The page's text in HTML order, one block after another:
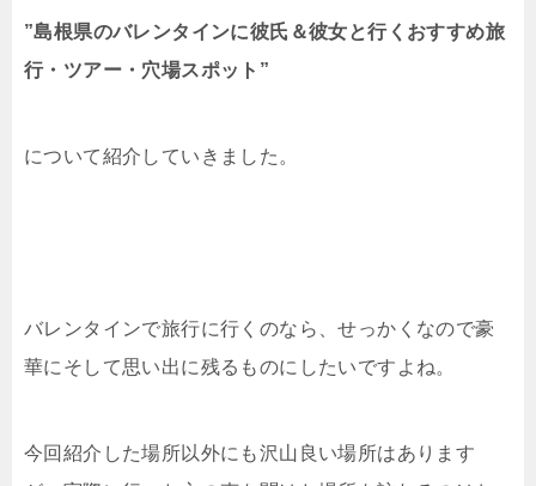
”島根県のバレンタインに彼氏＆彼女と行くおすすめ旅
行・ツアー・穴場スポット”
について紹介していきました。
バレンタインで旅行に行くのなら、せっかくなので豪
華にそして思い出に残るものにしたいですよね。
今回紹介した場所以外にも沢山良い場所はあります